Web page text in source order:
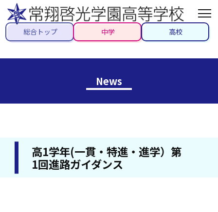
総合トップ 中学 高校
News
高1学年(一貫・特進・進学）第
1回進路ガイダンス